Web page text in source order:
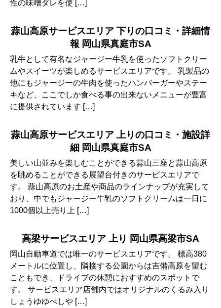
性の味噌ダレを使 […]
蒜山高原サービスエリア 下りの口コミ・詳細情
報 岡山県真庭市SA
乳牛として有名なジャージー牛乳を使ったソフトクリー
ムやスイーツが楽しめるサービスエリアです。 乳製品の
他にもジャージーの牛肉を使ったハンバーガーやステー
キなど、ここでしか食べる事の出来ないメニューが豊富
に提供されています […]
蒜山高原サービスエリア 上りの口コミ・施設詳
細 岡山県真庭市SA
美しい山並みを楽しむことができる蒜山三座と蒜山高原
を眺めることができる展望台付きのサービスエリアで
す。 蒜山高原のお土産や商品のラインナップが充実して
おり、中でもジャージー牛乳のソフトクリームは一日に
1000個以上売り上 […]
高梁サービスエリア 上り 岡山県高梁市SA
岡山自動車道では唯一のサービスエリアです。 標高380
メートルに位置し、隣接する公園からは吉備高原を望む
こともでき、ドライブの休憩におすすめのスポットで
す。 サービスエリア店舗内ではオリジナルのくるみ入り
しょうゆゆべしや […]